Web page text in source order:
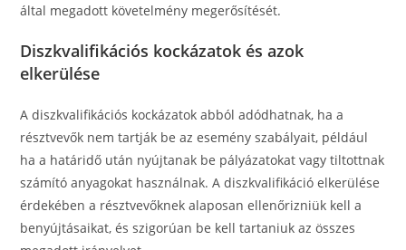
által megadott követelmény megerősítését.
Diszkvalifikációs kockázatok és azok
elkerülése
A diszkvalifikációs kockázatok abból adódhatnak, ha a
résztvevők nem tartják be az esemény szabályait, például
ha a határidő után nyújtanak be pályázatokat vagy tiltottnak
számító anyagokat használnak. A diszkvalifikáció elkerülése
érdekében a résztvevőknek alaposan ellenőrizniük kell a
benyújtásaikat, és szigorúan be kell tartaniuk az összes